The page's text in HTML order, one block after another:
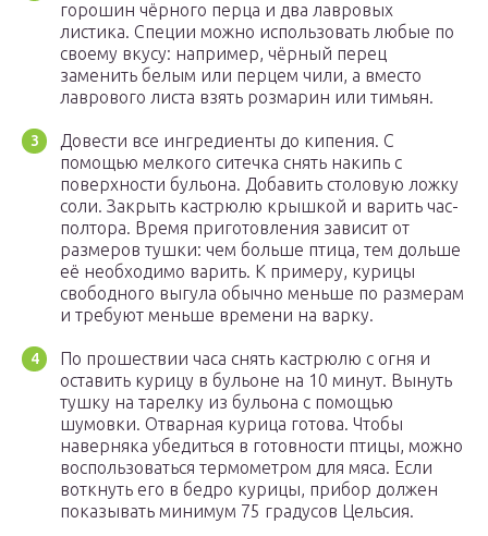
горошин чёрного перца и два лавровых
листика. Специи можно использовать любые по
своему вкусу: например, чёрный перец
заменить белым или перцем чили, а вместо
лаврового листа взять розмарин или тимьян.
Довести все ингредиенты до кипения. С
помощью мелкого ситечка снять накипь с
поверхности бульона. Добавить столовую ложку
соли. Закрыть кастрюлю крышкой и варить час-
полтора. Время приготовления зависит от
размеров тушки: чем больше птица, тем дольше
её необходимо варить. К примеру, курицы
свободного выгула обычно меньше по размерам
и требуют меньше времени на варку.
По прошествии часа снять кастрюлю с огня и
оставить курицу в бульоне на 10 минут. Вынуть
тушку на тарелку из бульона с помощью
шумовки. Отварная курица готова. Чтобы
наверняка убедиться в готовности птицы, можно
воспользоваться термометром для мяса. Если
воткнуть его в бедро курицы, прибор должен
показывать минимум 75 градусов Цельсия.